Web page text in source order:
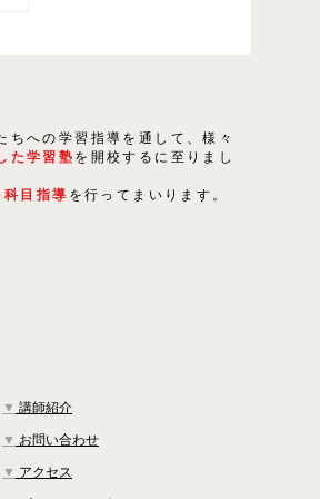
ちへの学習指導を通して、様々
た学習塾 を開校するに至りまし
科目指導 を行ってまいります。
▼ 講師紹介
▼ お問い合わせ
▼ アクセス